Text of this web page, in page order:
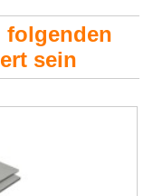
folgenden
sein